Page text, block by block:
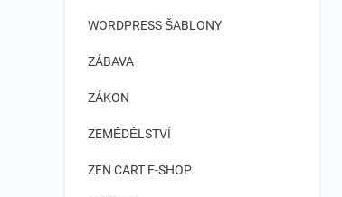
WORDPRESS ŠABLONY
ZÁBAVA
ZÁKON
ZEMĚDĚLSTVÍ
ZEN CART E-SHOP